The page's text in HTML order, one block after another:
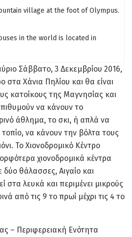
village at the foot of Olympus.
in the world is located in
Σάββατο, 3 Δεκεμβρίου 2016,
στα Χάνια Πηλίου και θα είναι
κατοίκους της Μαγνησίας και
να κάνουν το
άθλημα, το σκι, ή απλά να
να κάνουν την βόλτα τους
Το Χιονοδρομικό Κέντρο
χιονοδρομικά κέντρα
θάλασσες, Αιγαίο και
στα λευκά και περιμένει μικρούς
από τις 9 το πρωί μέχρι τις 4 το
– Περιφερειακή Ενότητα